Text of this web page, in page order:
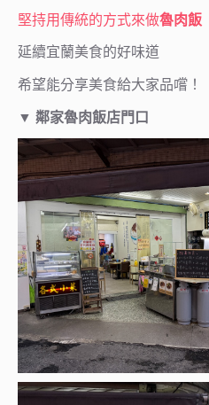
堅持用傳統的方式來做魯肉飯
延續宜蘭美食的好味道
希望能分享美食給大家品嚐！
▼ 鄰家魯肉飯店門口